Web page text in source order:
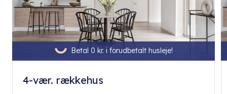
Betal 0 kr. i forudbetalt husleje!
4-vær. rækkehus